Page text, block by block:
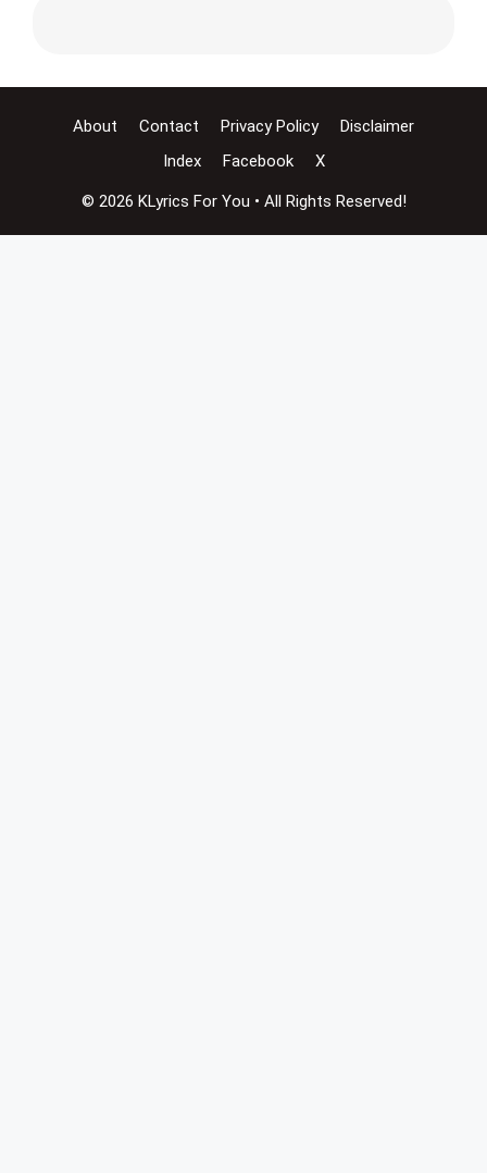
About Contact Privacy Policy
Disclaimer
Index
Facebook X
© 2026 KLyrics For You • All Rights Reserved!